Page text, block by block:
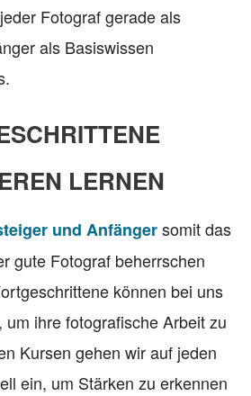
Fotograf gerade als
als Basiswissen
LERNEN
und Anfängersomit das
gute Fotograf beherrschen
können bei uns
ihre fotografische Arbeit zu
Kursen gehen wir auf jeden
ein, um Stärken zu erkennen